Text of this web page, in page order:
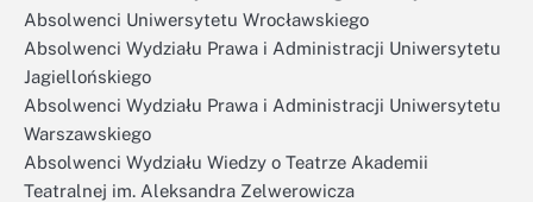
Absolwenci Uniwersytetu Wrocławskiego
Absolwenci Wydziału Prawa i Administracji Uniwersytetu
Jagiellońskiego
Absolwenci Wydziału Prawa i Administracji Uniwersytetu
Warszawskiego
Absolwenci Wydziału Wiedzy o Teatrze Akademii
Teatralnej im. Aleksandra Zelwerowicza